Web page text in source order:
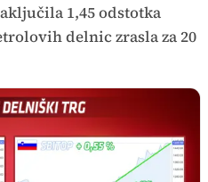
1,45 odstotka
delnic zrasla za 20